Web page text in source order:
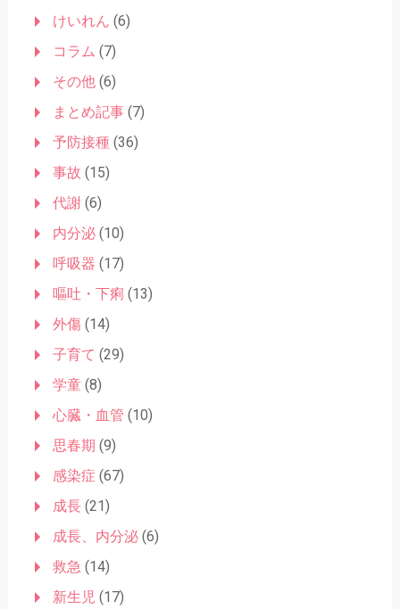
けいれん (6)
コラム (7)
その他(6)
まとめ記事(7)
予防接種(36)
事故 (15)
代謝(6)
内分泌(10)
呼吸器 (17)
嘔吐・下痢 (13)
外傷(14)
子育て (29)
学童(8)
心臓・血管 (10)
思春期 (9)
感染症 (67)
成長(21)
成長、内分泌(6)
救急 (14)
新生児 (17)